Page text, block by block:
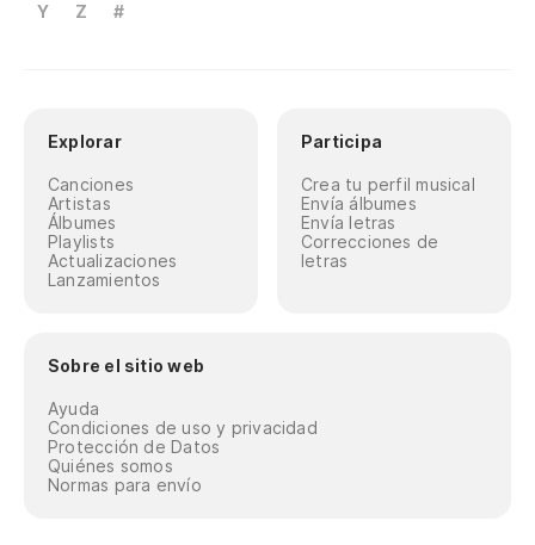
Y
Z #
Explorar
Canciones
Artistas
Álbumes
Playlists
Actualizaciones
Lanzamientos
Participa
Crea tu perfil musical
Envía álbumes
Envía letras
Correcciones de
letras
Sobre el sitio web
Ayuda
Condiciones de uso y privacidad
Protección de Datos
Quiénes somos
Normas para envío